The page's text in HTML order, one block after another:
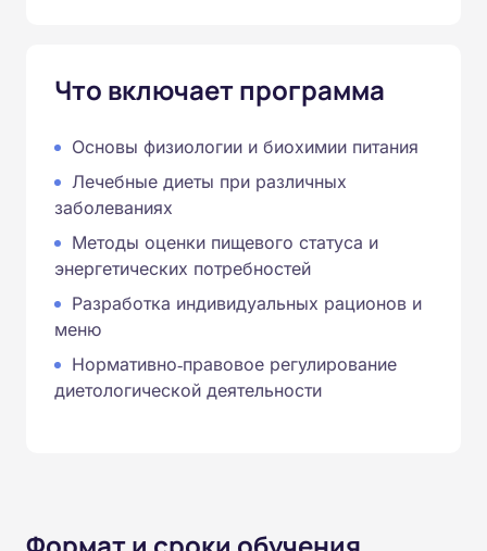
Что включает программа
Основы физиологии и биохимии питания
Лечебные диеты при различных
заболеваниях
Методы оценки пищевого статуса и
энергетических потребностей
Разработка индивидуальных рационов и
меню
Нормативно‑правовое регулирование
диетологической деятельности